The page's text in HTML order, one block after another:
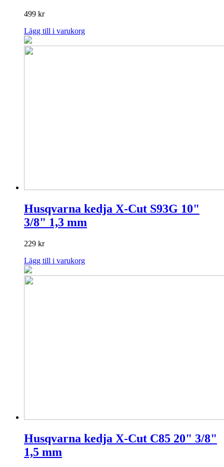
499 kr
Lägg till i varukorg
Husqvarna kedja X-Cut S93G 10"
3/8" 1,3 mm
229 kr
Lägg till i varukorg
Husqvarna kedja X-Cut C85 20" 3/8"
1,5 mm